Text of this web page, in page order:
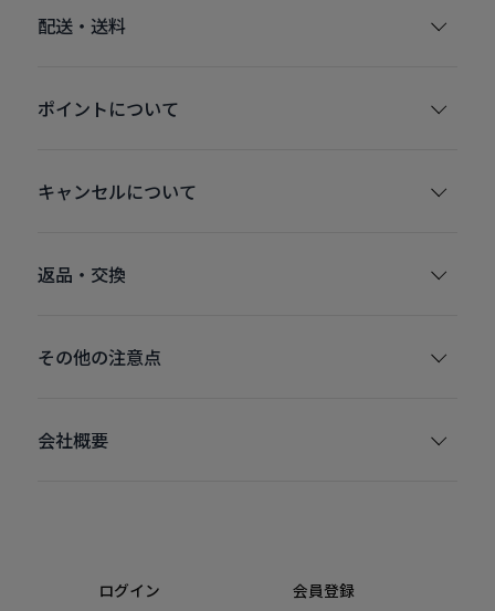
配送・送料
ポイントについて
キャンセルについて
返品・交換
その他の注意点
会社概要
ログイン 会員登録